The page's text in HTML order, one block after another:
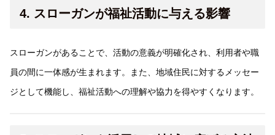
4. スローガンが福祉活動に与える影響
スローガンがあることで、活動の意義が明確化され、利用者や職
員の間に一体感が生まれます。また、地域住民に対するメッセー
ジとして機能し、福祉活動への理解や協力を得やすくなります。